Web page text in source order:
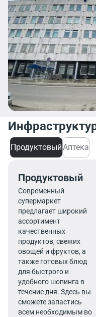
ПродуктовыйАптека
Продуктовый
Современный
супермаркет
предлагает широкий
ассортимент
качественных
продуктов, свежих
овощей и фруктов, а
также готовых блюд
для быстрого и
удобного шопинга в
течение дня. Здесь вы
сможете запастись
всем необходимым во